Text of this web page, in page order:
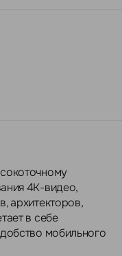
4K-видео,
архитекторов,
в себе
мобильного